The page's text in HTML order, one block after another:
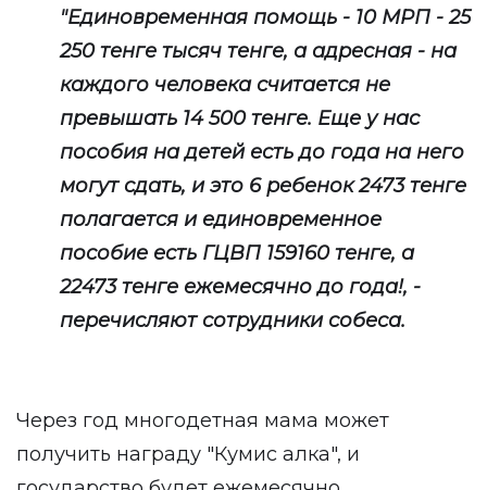
"Единовременная помощь - 10 МРП - 25
250 тенге тысяч тенге, а адресная - на
каждого человека считается не
превышать 14 500 тенге. Еще у нас
пособия на детей есть до года на него
могут сдать, и это 6 ребенок 2473 тенге
полагается и единовременное
пособие есть ГЦВП 159160 тенге, а
22473 тенге ежемесячно до года!, -
перечисляют сотрудники собеса.
Через год многодетная мама может
получить награду "Кумис алка", и